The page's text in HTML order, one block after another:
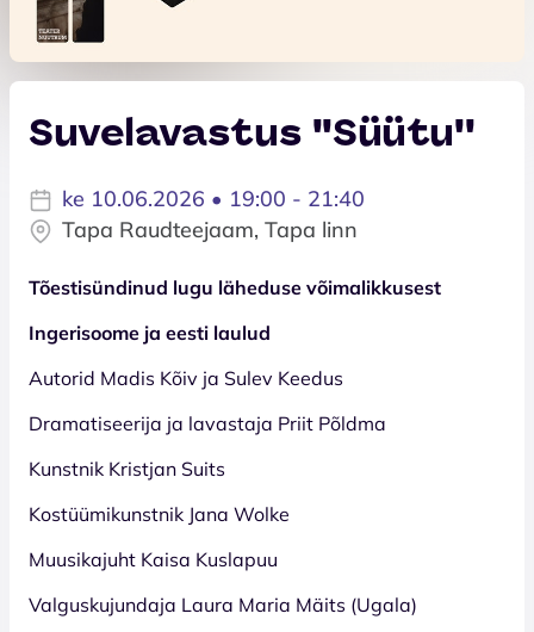
Suvelavastus ''Süütu''
ke 10.06.2026 • 19:00 - 21:40
Tapa Raudteejaam, Tapa linn
Tõestisündinud lugu läheduse võimalikkusest
Ingerisoome ja eesti laulud
Autorid Madis Kõiv ja Sulev Keedus
Dramatiseerija ja lavastaja Priit Põldma
Kunstnik Kristjan Suits
Kostüümikunstnik Jana Wolke
Muusikajuht Kaisa Kuslapuu
Valguskujundaja Laura Maria Mäits (Ugala)